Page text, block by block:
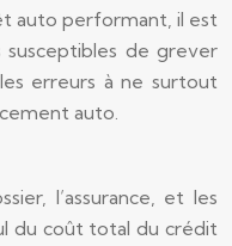
auto performant, il est
de grever
erreurs à ne surtout
auto.
l’assurance, et les
du coût total du crédit